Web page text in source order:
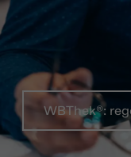
WBThek®: